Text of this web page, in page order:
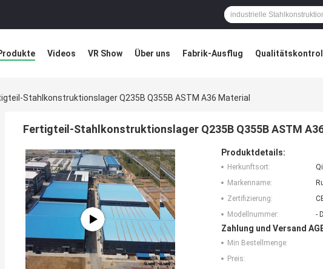
Videos VR Show Über uns Fabrik-Ausflug
Stahlkonstruktionslager Q235B Q355B ASTM A36 Material
Fertigteil-Stahlkonstruktionslager Q235B Q355B ASTM
Produktdetails:
Herkunftsort:
Markenname:
Zertifizierung:
Modellnummer:
-
Zahlung und Versand
Min Bestellmenge:
Preis: